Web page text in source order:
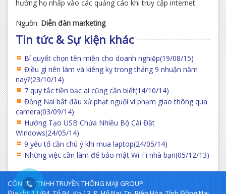
hướng họ nhấp vào các quảng cáo khi truy cập internet.
Nguồn: Diễn đàn marketing
Tin tức & Sự kiện khác
Bí quyết chọn tên miền cho doanh nghiệp(19/08/15)
Điều gì nên làm và kiêng kỵ trong tháng 9 nhuận năm
nay?(23/10/14)
7 quy tắc tiền bạc ai cũng cần biết(14/10/14)
Đồng Nai bắt đầu xử phạt nguội vi phạm giao thông qua
camera(03/09/14)
Hướng Tạo USB Chứa Nhiều Bộ Cài Đặt
Windows(24/05/14)
9 yếu tố cần chú ý khi mua laptop(24/05/14)
Những việc cần làm để bảo mật Wi-Fi nhà bạn(05/12/13)
CÔNG TY TNHH TRUYỀN THÔNG MAJI GROUP